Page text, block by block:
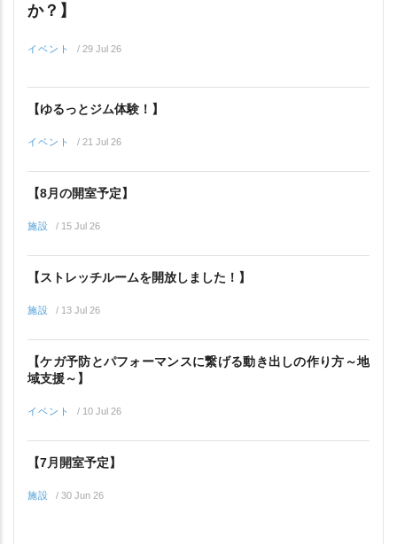
か？】
イベント / 29 Jul 26
【ゆるっとジム体験！】
イベント / 21 Jul 26
【8月の開室予定】
施設 / 15 Jul 26
【ストレッチルームを開放しました！】
施設 / 13 Jul 26
【ケガ予防とパフォーマンスに繋げる動き出しの作り方～地
域支援～】
イベント / 10 Jul 26
【7月開室予定】
施設 / 30 Jun 26